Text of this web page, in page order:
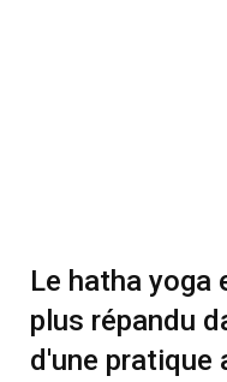
Le hatha yoga
plus répandu
d'une pratique